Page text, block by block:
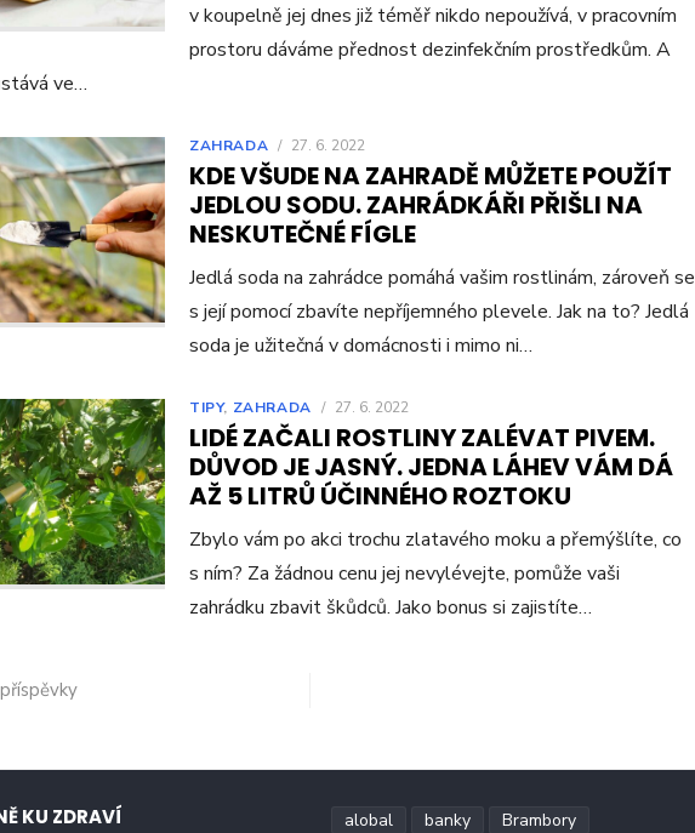
v koupelně jej dnes již téměř nikdo nepoužívá, v pracovním
prostoru dáváme přednost dezinfekčním prostředkům. A
ve…
ZAHRADA / 27. 6. 2022
KDE VŠUDE NA ZAHRADĚ MŮŽETE POUŽÍT
JEDLOU SODU. ZAHRÁDKÁŘI PŘIŠLI NA
NESKUTEČNÉ FÍGLE
Jedlá soda na zahrádce pomáhá vašim rostlinám, zároveň se
s její pomocí zbavíte nepříjemného plevele. Jak na to? Jedlá
soda je užitečná v domácnosti i mimo ni…
TIPY, ZAHRADA / 27. 6. 2022
LIDÉ ZAČALI ROSTLINY ZALÉVAT PIVEM.
DŮVOD JE JASNÝ. JEDNA LÁHEV VÁM DÁ
AŽ 5 LITRŮ ÚČINNÉHO ROZTOKU
Zbylo vám po akci trochu zlatavého moku a přemýšlíte, co
s ním? Za žádnou cenu jej nevylévejte, pomůže vaši
zahrádku zbavit škůdců. Jako bonus si zajistíte…
KU ZDRAVÍ alobal banky
Brambory